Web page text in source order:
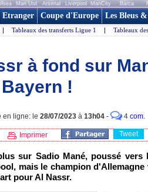
Man Utd Arsenal Liverpool ManCity Barca
Etranger Coupe d'Europe Les Bleus
| Tableaux des transferts Ligue 1 | Tableaux
à fond sur
!
en ligne: le 28/07/2023 à 13h04 - 4 com.
Imprimer Tweet
sur Sadio Mané, poussé
mais le champion
pour Al Nassr.